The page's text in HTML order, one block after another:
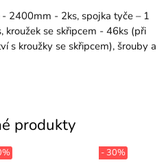
2400mm - 2ks, spojka tyče – 1
kroužek se skřipcem - 46ks (při
s kroužky se skřipcem), šrouby a
produkty
- 30%